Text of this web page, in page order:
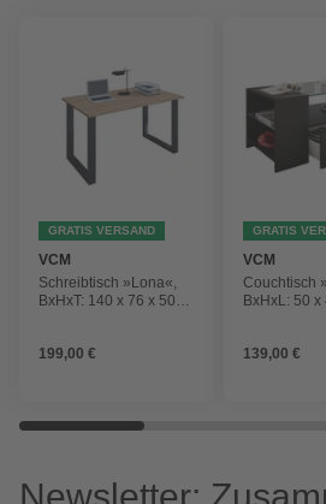
GRATIS VERSAND
VCM
Schreibtisch »Lona«,
BxHxT: 140 x 76 x 50
199,00 €
GRATIS
VCM
Couchtisch
BxHxL: 50 x
139,00 €
Newsletter: